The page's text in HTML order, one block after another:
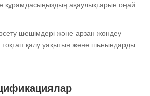
құрамдасыңыздың ақаулықтарын оңай
шешімдері және арзан жөндеу
қалу уақытын және шығындарды